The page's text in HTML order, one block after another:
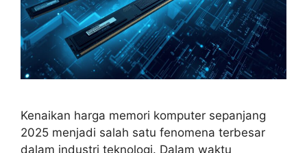
Kenaikan harga memori komputer sepanjang
2025 menjadi salah satu fenomena terbesar
dalam industri teknologi. Dalam waktu